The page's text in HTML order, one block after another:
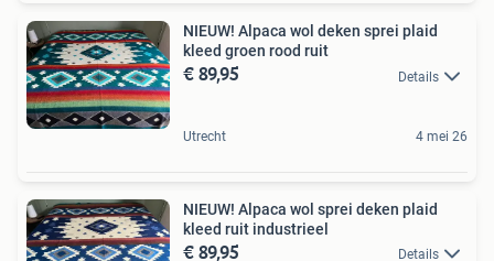
NIEUW! Alpaca wol deken sprei plaid
kleed groen rood ruit
€ 89,95 Details
Utrecht 4 mei 26
NIEUW! Alpaca wol sprei deken plaid
kleed ruit industrieel
€ 89,95 Details